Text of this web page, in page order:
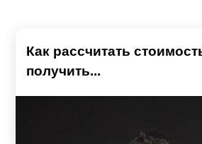
Как рассчитать
получить...